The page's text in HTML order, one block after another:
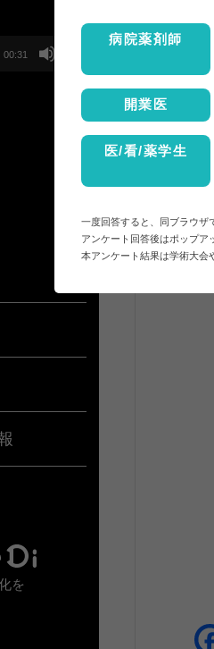
00:31
を
病院薬剤師
開業医
医/看/薬学生
一度回答すると、同ブラウザ
アンケート回答後はポップア
本アンケート結果は学術大会